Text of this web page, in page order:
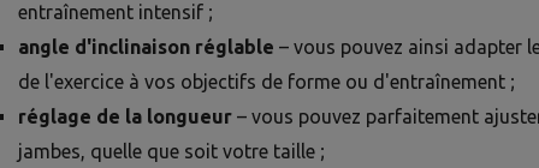
entraînement intensif ;
angle d'inclinaison réglable – vous pouvez ainsi adapter
de l'exercice à vos objectifs de forme ou d'entraînement ;
réglage de la longueur – vous pouvez parfaitement
jambes, quelle que soit votre taille ;